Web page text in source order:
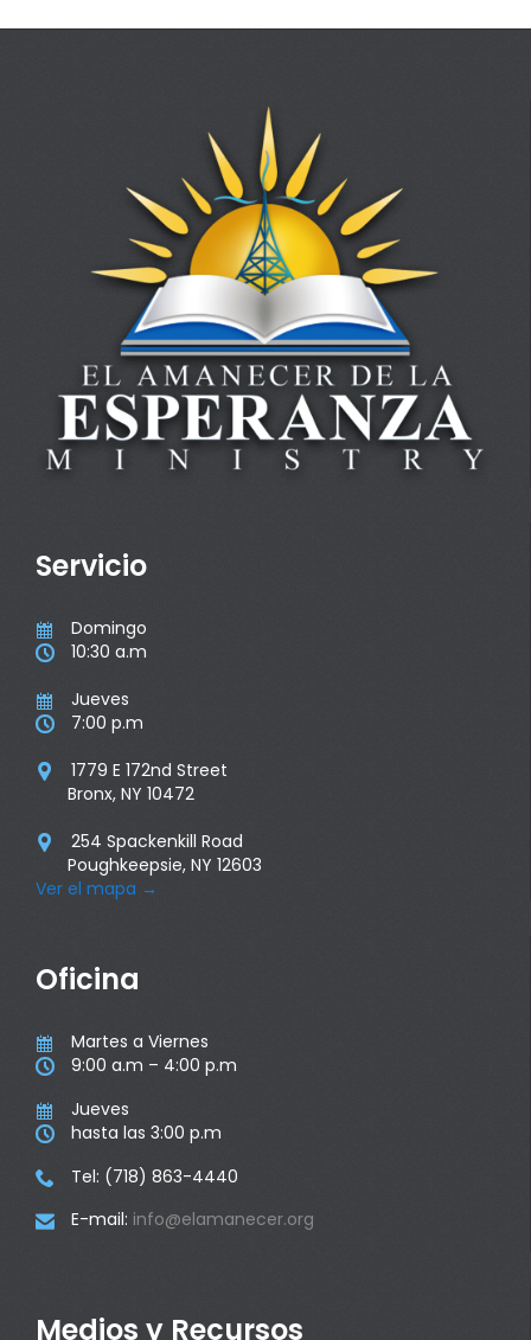
Servicio
 Domingo
 10:30 a.m
 Jueves
 7:00 p.m

1779 E 172nd Street
Bronx, NY 10472

254 Spackenkill Road
Poughkeepsie, NY 12603
Ver el mapa →
Oficina
 Martes a Viernes
 9:00 a.m – 4:00 p.m
 Jueves
 hasta las 3:00 p.m
 Tel: (718) 863-4440
 E-mail: info@elamanecer.org
Medios y Recursos